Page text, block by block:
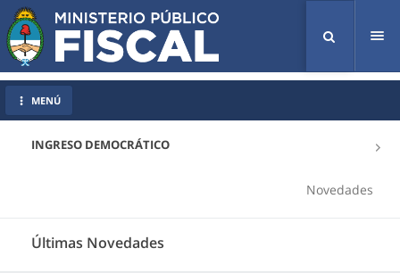
INGRESO DEMOCRÁTICO
Novedades
Últimas Novedades
MENÚ